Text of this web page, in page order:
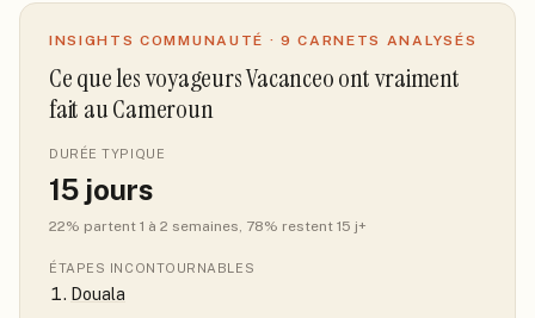
INSIGHTS COMMUNAUTÉ · 9 CARNETS ANALYSÉS
Ce que les voyageurs Vacanceo ont vraiment
fait au Cameroun
DURÉE TYPIQUE
15 jours
22% partent 1 à 2 semaines, 78% restent 15 j+
ÉTAPES INCONTOURNABLES
Douala